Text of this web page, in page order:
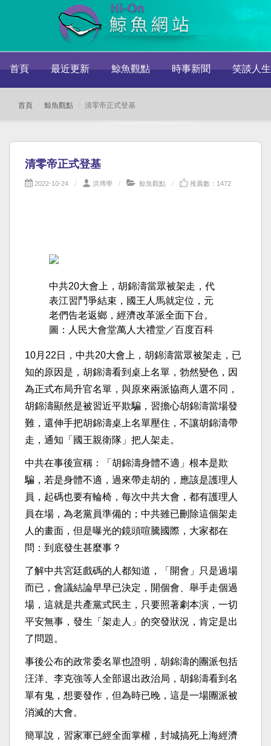
首頁 最近更新 鯨魚觀點 時事新聞 笑談人生
首頁 鯨魚觀點 清零帝正式登基
清零帝正式登基
2022-10-24 洪博學 鯨魚觀點 推薦數：1472
中共20大會上，胡錦濤當眾被架走，代
表江習鬥爭結束，國王人馬就定位，元
老們告老返鄉，經濟改革派全面下台。
圖：人民大會堂萬人大禮堂／百度百科
10月22日，中共20大會上，胡錦濤當眾被架走，已
知的原因是，胡錦濤看到桌上名單，勃然變色，因
為正式布局升官名單，與原來兩派協商人選不同，
胡錦濤顯然是被習近平欺騙，習擔心胡錦濤當場發
難，還伸手把胡錦濤桌上名單壓住，不讓胡錦濤帶
走，通知「國王親衛隊」把人架走。
中共在事後宣稱：「胡錦濤身體不適」根本是欺
騙，若是身體不適，過來帶走胡的，應該是護理人
員，起碼也要有輪椅，每次中共大會，都有護理人
員在場，為老黨員準備的；中共雖已刪除這個架走
人的畫面，但是曝光的鏡頭喧騰國際，大家都在
問：到底發生甚麼事？
了解中共宮廷戲碼的人都知道，「開會」只是過場
而已，會議結論早早已決定，開個會、舉手走個過
場，這就是共產黨式民主，只要照著劇本演，一切
平安無事，發生「架走人」的突發狀況，肯定是出
了問題。
事後公布的政常委名單也證明，胡錦濤的團派包括
汪洋、李克強等人全部退出政治局，胡錦濤看到名
單有鬼，想要發作，但為時已晚，這是一場團派被
消滅的大會。
簡單說，習家軍已經全面掌權，封城搞死上海經濟